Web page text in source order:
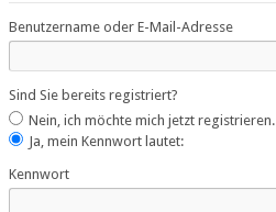
Benutzername oder E-Mail-Adresse
Sind Sie bereits registriert?
Nein, ich möchte mich jetzt registrieren.
Ja, mein Kennwort lautet:
Kennwort